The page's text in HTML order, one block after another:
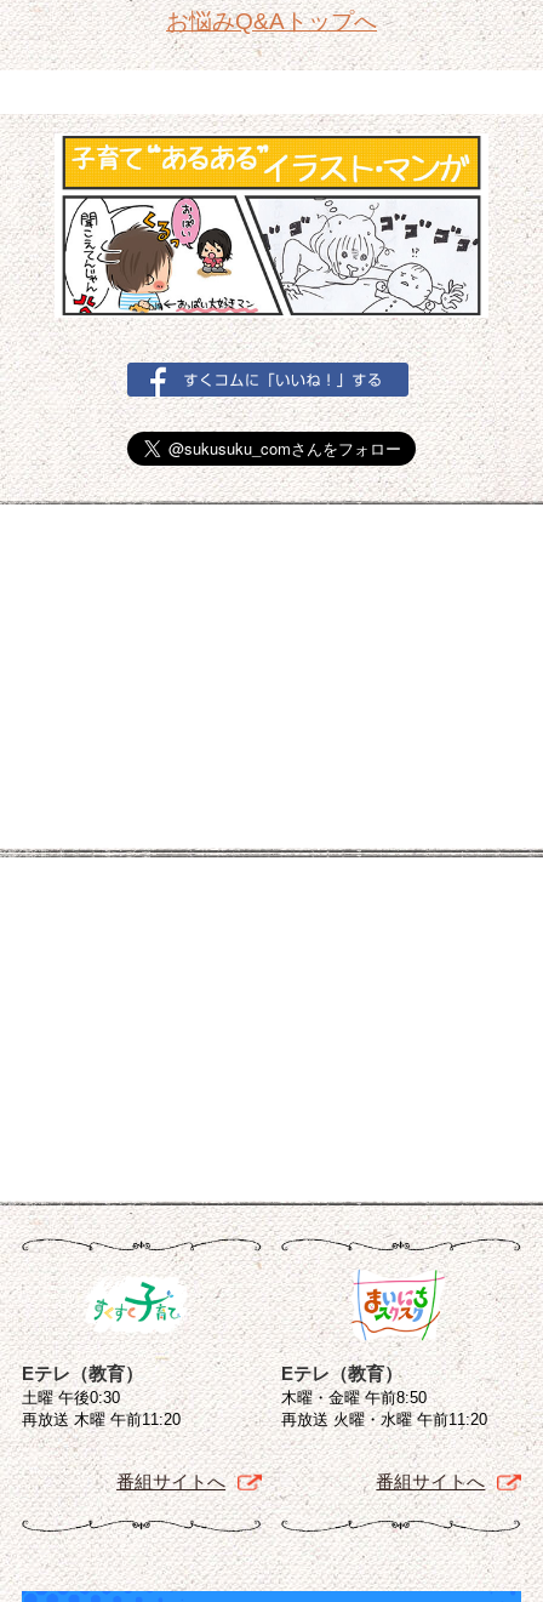
お悩みQ&Aトップへ
Eテレ（教育）
土曜 午後0:30
再放送 木曜 午前11:20
番組サイトへ
Eテレ（教育）
木曜・金曜 午前8:50
再放送 火曜・水曜 午前11:20
番組サイトへ